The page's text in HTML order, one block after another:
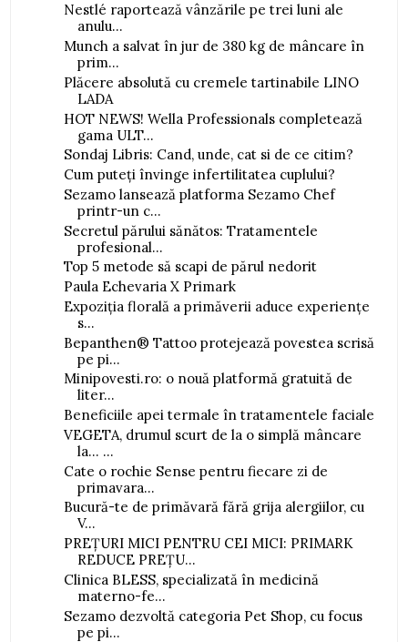
Nestlé raportează vânzările pe trei luni ale
anulu...
Munch a salvat în jur de 380 kg de mâncare în
prim...
Plăcere absolută cu cremele tartinabile LINO
LADA
HOT NEWS! Wella Professionals completează
gama ULT...
Sondaj Libris: Cand, unde, cat si de ce citim?
Cum puteți învinge infertilitatea cuplului?
Sezamo lansează platforma Sezamo Chef
printr-un c...
Secretul părului sănătos: Tratamentele
profesional...
Top 5 metode să scapi de părul nedorit
Paula Echevaria X Primark
Expoziția florală a primăverii aduce experiențe
s...
Bepanthen® Tattoo protejează povestea scrisă
pe pi...
Minipovesti.ro: o nouă platformă gratuită de
liter...
Beneficiile apei termale în tratamentele faciale
VEGETA, drumul scurt de la o simplă mâncare
la... ...
Cate o rochie Sense pentru fiecare zi de
primavara...
Bucură-te de primăvară fără grija alergiilor, cu
V...
PREȚURI MICI PENTRU CEI MICI: PRIMARK
REDUCE PREȚU...
Clinica BLESS, specializată în medicină
materno-fe...
Sezamo dezvoltă categoria Pet Shop, cu focus
pe pi...